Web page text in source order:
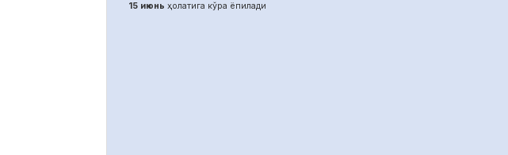
15 июнь ҳолатига кўра ёпилади